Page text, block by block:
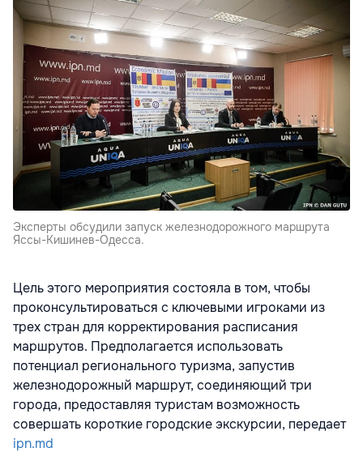
Эксперты обсудили запуск железнодорожного маршрута
Яссы-Кишинев-Одесса.
Цель этого мероприятия состояла в том, чтобы
проконсультироваться с ключевыми игроками из
трех стран для корректирования расписания
маршрутов. Предполагается использовать
потенциал регионального туризма, запустив
железнодорожный маршрут, соединяющий три
города, предоставляя туристам возможность
совершать короткие городские экскурсии, передает
ipn.md